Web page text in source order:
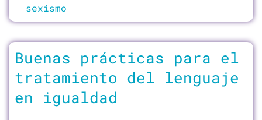
sexismo
Buenas prácticas para el
tratamiento del lenguaje
en igualdad